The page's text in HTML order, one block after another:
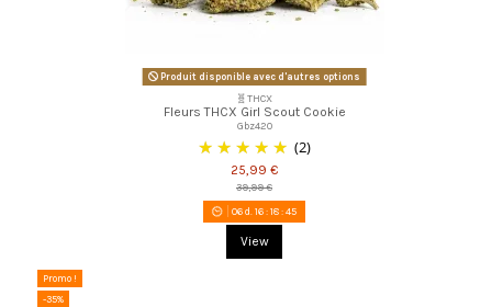
Produit disponible avec d'autres options
🧬THCX
Fleurs THCX Girl Scout Cookie
Gbz420
(2)
25,99 €
39,99 €
06d. 16:18:44
View
Promo !
-35%